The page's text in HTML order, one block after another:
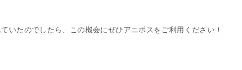
いたのでしたら、この機会にぜひアニポスをご利用ください！